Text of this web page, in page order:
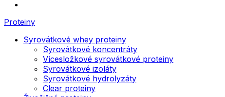
Proteiny
Syrovátkové whey proteiny
Syrovátkové koncentráty
Vícesložkové syrovátkové proteiny
Syrovátkové izoláty
Syrovátkové hydrolyzáty
Clear proteiny